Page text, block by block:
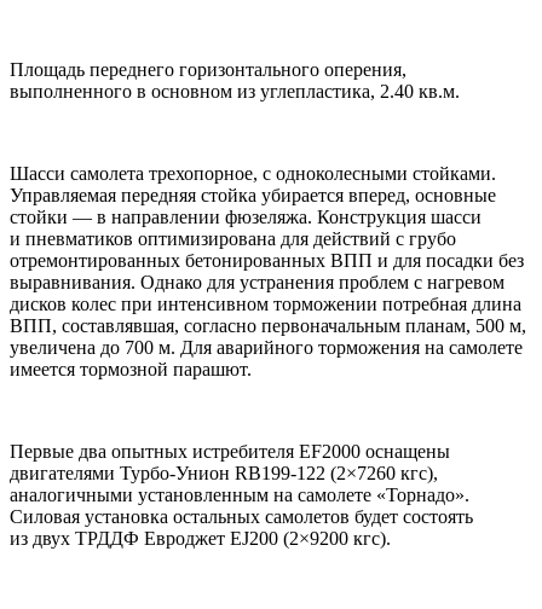
Площадь переднего горизонтального оперения,
выполненного в основном из углепластика, 2.40 кв.м.
Шасси самолета трехопорное, с одноколесными стойками.
Управляемая передняя стойка убирается вперед, основные
стойки — в направлении фюзеляжа. Конструкция шасси
и пневматиков оптимизирована для действий с грубо
отремонтированных бетонированных ВПП и для посадки без
выравнивания. Однако для устранения проблем с нагревом
дисков колес при интенсивном торможении потребная длина
ВПП, составлявшая, согласно первоначальным планам, 500 м,
увеличена до 700 м. Для аварийного торможения на самолете
имеется тормозной парашют.
Первые два опытных истребителя EF2000 оснащены
двигателями Турбо-Унион RB199-122 (2×7260 кгс),
аналогичными установленным на самолете «Торнадо».
Силовая установка остальных самолетов будет состоять
из двух ТРДДФ Евроджет EJ200 (2×9200 кгс).